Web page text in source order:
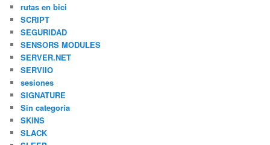
rutas en bici
SCRIPT
SEGURIDAD
SENSORS MODULES
SERVER.NET
SERVIIO
sesiones
SIGNATURE
Sin categoría
SKINS
SLACK